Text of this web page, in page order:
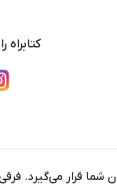
شما قرار می‌گیرد.